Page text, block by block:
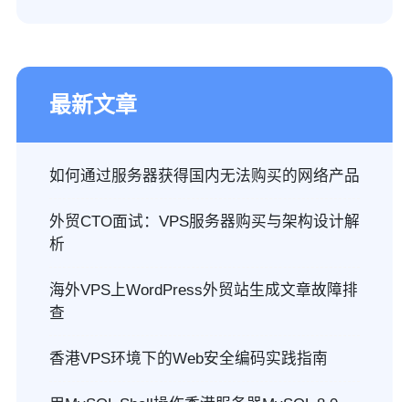
最新文章
如何通过服务器获得国内无法购买的网络产品
外贸CTO面试：VPS服务器购买与架构设计解
析
海外VPS上WordPress外贸站生成文章故障排
查
香港VPS环境下的Web安全编码实践指南